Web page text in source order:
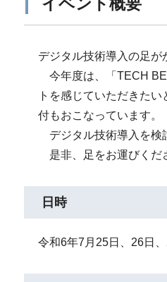
デジタル技術導入の足が
今年度は、「TECH
トを感じていただきた
付もおこなっています。
デジタル技術導入を検
是非、足をお運びくだ
日時
令和6年7月25日、26日